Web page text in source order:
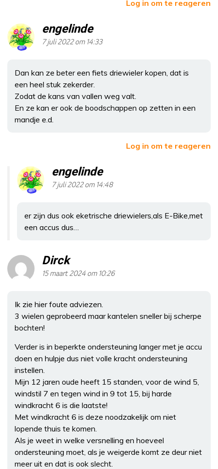
Log in om te reageren
engelinde
7 juli 2022 om 14:33
Dan kan ze beter een fiets driewieler kopen, dat is
een heel stuk zekerder.
Zodat de kans van vallen weg valt.
En ze kan er ook de boodschappen op zetten in een
mandje e.d.
Log in om te reageren
engelinde
7 juli 2022 om 14:48
er zijn dus ook eketrische driewielers,als E-Bike,met
een accus dus…
Dirck
15 maart 2024 om 10:26
Ik zie hier foute adviezen.
3 wielen geprobeerd maar kantelen sneller bij scherpe
bochten!
Verder is in beperkte ondersteuning langer met je accu
doen en hulpje dus niet volle kracht ondersteuning
instellen.
Mijn 12 jaren oude heeft 15 standen, voor de wind 5,
windstil 7 en tegen wind in 9 tot 15, bij harde
windkracht 6 is die laatste!
Met windkracht 6 is deze noodzakelijk om niet
lopende thuis te komen.
Als je weet in welke versnelling en hoeveel
ondersteuning moet, als je weigerde komt ze deur niet
meer uit en dat is ook slecht.